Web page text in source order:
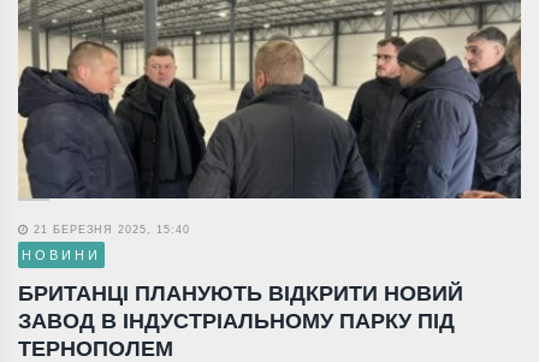
21 БЕРЕЗНЯ 2025, 15:40
НОВИНИ
БРИТАНЦІ ПЛАНУЮТЬ ВІДКРИТИ НОВИЙ
ЗАВОД В ІНДУСТРІАЛЬНОМУ ПАРКУ ПІД
ТЕРНОПОЛЕМ